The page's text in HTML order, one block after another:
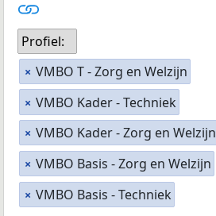
Profiel:
× VMBO T - Zorg en Welzijn
× VMBO Kader - Techniek
× VMBO Kader - Zorg en Welzijn
× VMBO Basis - Zorg en Welzijn
× VMBO Basis - Techniek